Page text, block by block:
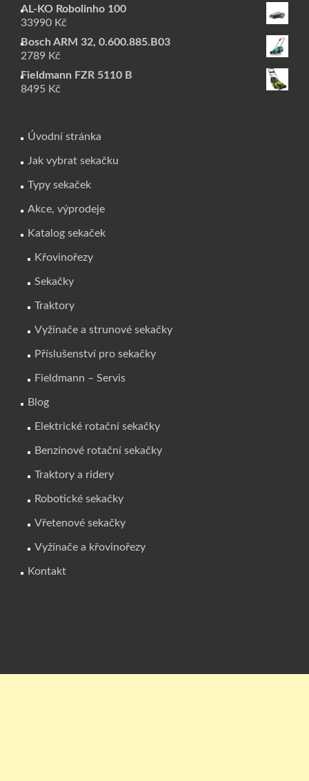
AL-KO Robolinho 100
33990 Kč
Bosch ARM 32, 0.600.885.B03
2789 Kč
Fieldmann FZR 5110 B
8495 Kč
Úvodní stránka
Jak vybrat sekačku
Typy sekaček
Akce, výprodeje
Katalog sekaček
Křovinořezy
Sekačky
Traktory
Vyžínače a strunové sekačky
Příslušenství pro sekačky
Fieldmann – Servis
Blog
Elektrické rotační sekačky
Benzínové rotační sekačky
Traktory a ridery
Robotické sekačky
Vřetenové sekačky
Vyžínače a křovinořezy
Kontakt